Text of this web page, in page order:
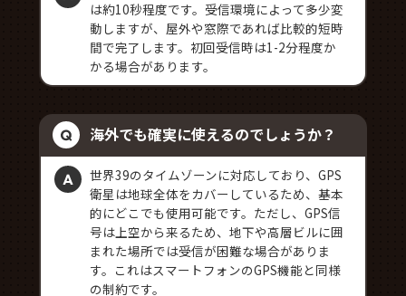
は約10秒程度です。受信環境によって多少変
動しますが、屋外や窓際であれば比較的短時
間で完了します。初回受信時は1-2分程度か
かる場合があります。
海外でも確実に使えるのでしょうか？
世界39のタイムゾーンに対応しており、GPS
衛星は地球全体をカバーしているため、基本
的にどこでも使用可能です。ただし、GPS信
号は上空から来るため、地下や高層ビルに囲
まれた場所では受信が困難な場合がありま
す。これはスマートフォンのGPS機能と同様
の制約です。